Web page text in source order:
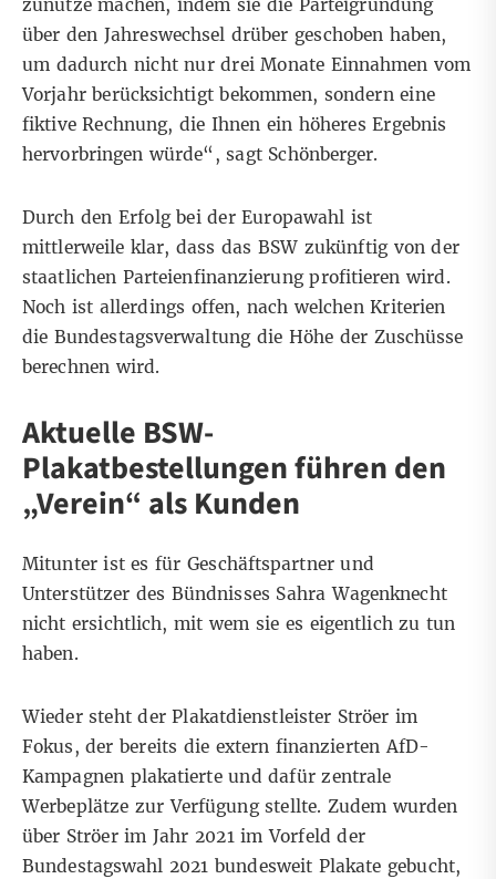
zunutze machen, indem sie die Parteigründung
über den Jahreswechsel drüber geschoben haben,
um dadurch nicht nur drei Monate Einnahmen vom
Vorjahr berücksichtigt bekommen, sondern eine
fiktive Rechnung, die Ihnen ein höheres Ergebnis
hervorbringen würde“, sagt Schönberger.
Durch den Erfolg bei der Europawahl ist
mittlerweile klar, dass das BSW zukünftig von der
staatlichen Parteienfinanzierung profitieren wird.
Noch ist allerdings offen, nach welchen Kriterien
die Bundestagsverwaltung die Höhe der Zuschüsse
berechnen wird.
Aktuelle BSW-
Plakatbestellungen führen den
„Verein“ als Kunden
Mitunter ist es für Geschäftspartner und
Unterstützer des Bündnisses Sahra Wagenknecht
nicht ersichtlich, mit wem sie es eigentlich zu tun
haben.
Wieder steht der Plakatdienstleister Ströer im
Fokus, der bereits die extern finanzierten AfD-
Kampagnen plakatierte und dafür zentrale
Werbeplätze zur Verfügung stellte. Zudem wurden
über Ströer im Jahr 2021 im Vorfeld der
Bundestagswahl 2021 bundesweit Plakate gebucht,